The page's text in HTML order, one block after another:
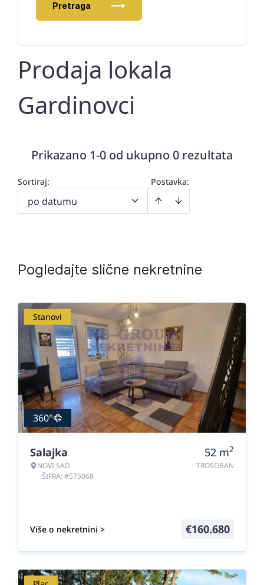
Pretraga
Prodaja lokala
Gardinovci
Prikazano 1-0 od ukupno 0 rezultata
Postavka:
Sortiraj:
po datumu
Pogledajte slične nekretnine
Stanovi
360°
Salajka
NOVI SAD
ŠIFRA: #575068
52 m2
TROSOBAN
Više o nekretnini > €160.680